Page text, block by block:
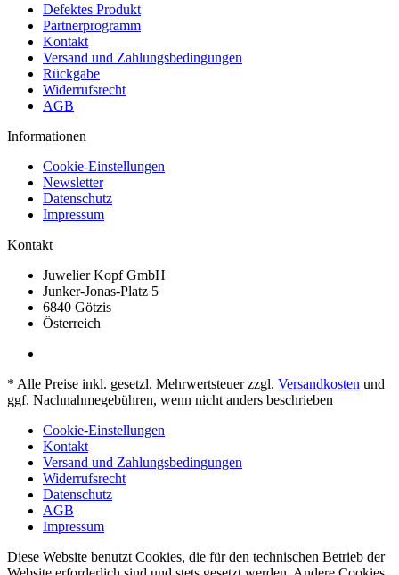
Defektes Produkt
Partnerprogramm
Kontakt
Versand und Zahlungsbedingungen
Rückgabe
Widerrufsrecht
AGB
Informationen
Cookie-Einstellungen
Newsletter
Datenschutz
Impressum
Kontakt
Juwelier Kopf GmbH
Junker-Jonas-Platz 5
6840 Götzis
Österreich
* Alle Preise inkl. gesetzl. Mehrwertsteuer zzgl. Versandkosten und
ggf. Nachnahmegebühren, wenn nicht anders beschrieben
Cookie-Einstellungen
Kontakt
Versand und Zahlungsbedingungen
Widerrufsrecht
Datenschutz
AGB
Impressum
Diese Website benutzt Cookies, die für den technischen Betrieb der